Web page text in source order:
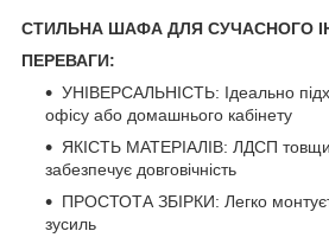
СТИЛЬНА ШАФА ДЛЯ СУЧАСНОГО
ПЕРЕВАГИ:
УНІВЕРСАЛЬНІСТЬ: Ідеально
офісу або домашнього кабінету
ЯКІСТЬ МАТЕРІАЛІВ: ЛДСП
забезпечує довговічність
ПРОСТОТА ЗБІРКИ: Легко
зусиль